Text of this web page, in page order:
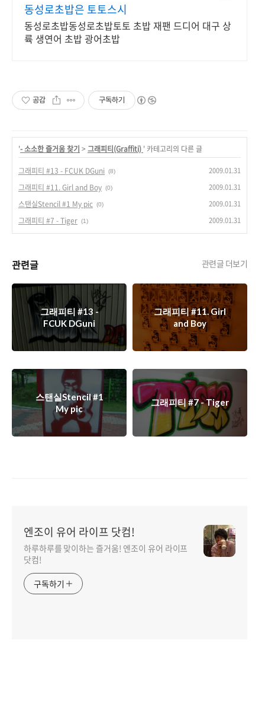
동성로초밥은 토토스시
동성로초밥동성로초밥토토 초밥 재팬 드디어 대구 상
륙 생연어 초밥 광어초밥
공감 구독하기
'- 소소한 즐거움 찾기 > 그래피티(Graffiti) ' 카테고리의 다른 글
그래피티 #13 - FCUK DGuni (8) 2009.01.31
그래피티 #11. Girl and Boy (0) 2009.01.31
스탠실Stencil #1 My pic (0) 2009.01.31
그래피티 #7 - Tiger (1) 2009.01.31
관련글 관련글 더보기
그래피티 #13 -
FCUK DGuni
그래피티 #11. Girl
and Boy
스탠실Stencil #1
My pic
그래피티 #7 - Tiger
엔조이 유어 라이프 닷컴!
하루하루를 맞이하는 즐거움! 엔조이 유어 라이프
닷컴!
구독하기